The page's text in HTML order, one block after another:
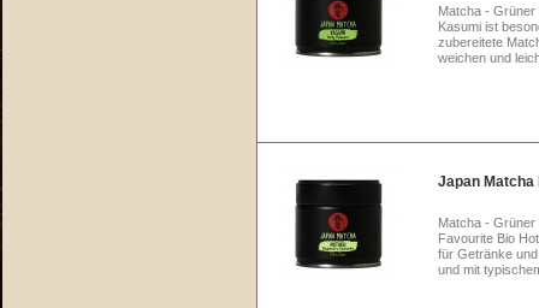
Matcha - Grüner
Kasumi ist
zubereitete
weichen und
Japan Matcha
Matcha -
Favourite Bio
für Getränke
und mit